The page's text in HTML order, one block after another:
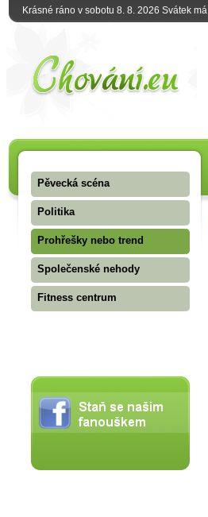
Krásné ráno v sobotu 8. 8. 2026 Svátek má
Pěvecká scéna
Politika
Prohřešky nebo trend
Společenské nehody
Fitness centrum